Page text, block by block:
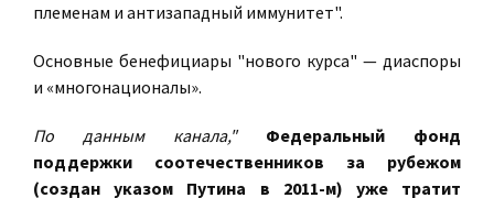
племенам и антизападный иммунитет".
Основные бенефициары "нового курса" — диаспоры
и «многонационалы».
По данным канала," Федеральный фонд
поддержки соотечественников за рубежом
(создан указом Путина в 2011-м) уже тратит